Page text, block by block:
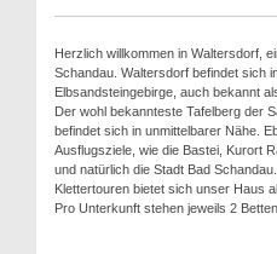
Herzlich willkommen in Waltersdorf,
Schandau. Waltersdorf befindet sich
Elbsandsteingebirge, auch bekannt
Der wohl bekannteste Tafelberg der
befindet sich in unmittelbarer Nähe.
Ausflugsziele, wie die Bastei, Kurort
und natürlich die Stadt Bad
Klettertouren bietet sich unser Haus
Pro Unterkunft stehen jeweils 2